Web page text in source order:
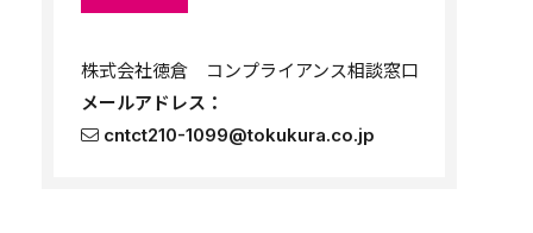
株式会社徳倉 コンプライアンス相談窓口
メールアドレス：
cntct210-1099@tokukura.co.jp